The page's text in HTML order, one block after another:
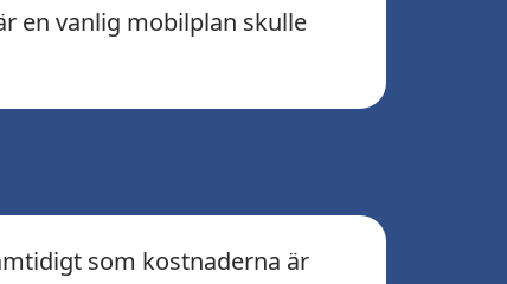
en vanlig mobilplan skulle
som kostnaderna är